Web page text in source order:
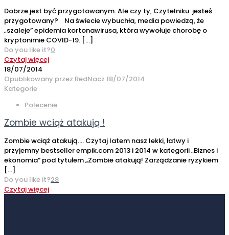
Dobrze jest być przygotowanym. Ale czy ty, Czytelniku jesteś
przygotowany? Na świecie wybuchła, media powiedzą, że
„szaleje” epidemia kortonawirusa, która wywołuje chorobę o
kryptonimie COVID-19. […]
Do you like it?0
Czytaj więcej
18/07/2014
Opublikowany przez RedNacz 18/07/2014
Kategorie
Polecenie
Zombie wciąż atakują !
Zombie wciąż atakują…. Czytaj latem nasz lekki, łatwy i
przyjemny bestseller empik.com 2013 i 2014 w kategorii „Biznes i
ekonomia” pod tytułem „Zombie atakują! Zarządzanie ryzykiem
[…]
Do you like it?28
Czytaj więcej